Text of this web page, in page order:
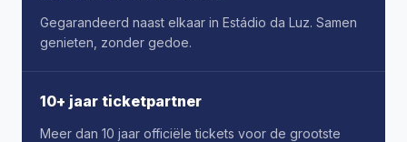
Gegarandeerd naast elkaar in Estádio da Luz. Samen
genieten, zonder gedoe.
10+ jaar ticketpartner
Meer dan 10 jaar officiële tickets voor de grootste